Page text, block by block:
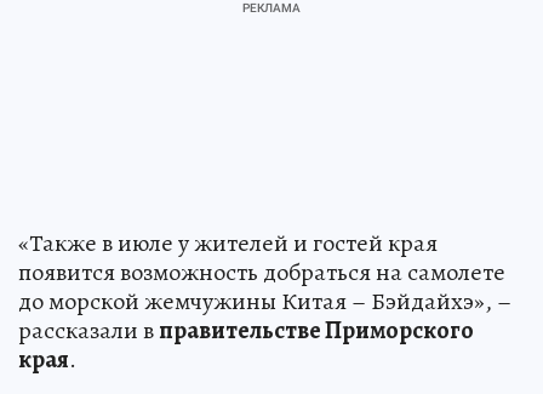
«Также в июле у жителей и гостей края
появится возможность добраться на самолете
до морской жемчужины Китая – Бэйдайхэ», –
рассказали вправительстве Приморского
края.